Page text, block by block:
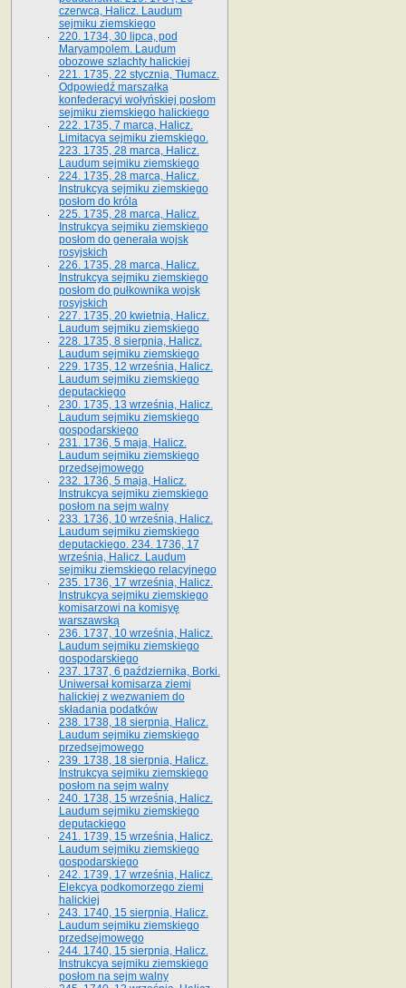
czerwca, Halicz. Laudum
sejmiku ziemskiego
220. 1734, 30 lipca, pod
Maryampolem. Laudum
obozowe szlachty halickiej
221. 1735, 22 stycznia, Tłumacz.
Odpowiedź marszałka
konfederacyi wołyńskiej posłom
sejmiku ziemskiego halickiego
222. 1735, 7 marca, Halicz.
Limitacya sejmiku ziemskiego.
223. 1735, 28 marca, Halicz.
Laudum sejmiku ziemskiego
224. 1735, 28 marca, Halicz.
Instrukcya sejmiku ziemskiego
posłom do króla
225. 1735, 28 marca, Halicz.
Instrukcya sejmiku ziemskiego
posłom do generała wojsk
rosyjskich
226. 1735, 28 marca, Halicz.
Instrukcya sejmiku ziemskiego
posłom do pułkownika wojsk
rosyjskich
227. 1735, 20 kwietnia, Halicz.
Laudum sejmiku ziemskiego
228. 1735, 8 sierpnia, Halicz.
Laudum sejmiku ziemskiego
229. 1735, 12 września, Halicz.
Laudum sejmiku ziemskiego
deputackiego
230. 1735, 13 września, Halicz.
Laudum sejmiku ziemskiego
gospodarskiego
231. 1736, 5 maja, Halicz.
Laudum sejmiku ziemskiego
przedsejmowego
232. 1736, 5 maja, Halicz.
Instrukcya sejmiku ziemskiego
posłom na sejm walny
233. 1736, 10 września, Halicz.
Laudum sejmiku ziemskiego
deputackiego. 234. 1736, 17
września, Halicz. Laudum
sejmiku ziemskiego relacyjnego
235. 1736, 17 września, Halicz.
Instrukcya sejmiku ziemskiego
komisarzowi na komisyę
warszawską
236. 1737, 10 września, Halicz.
Laudum sejmiku ziemskiego
gospodarskiego
237. 1737, 6 października, Borki.
Uniwersał komisarza ziemi
halickiej z wezwaniem do
składania podatków
238. 1738, 18 sierpnia, Halicz.
Laudum sejmiku ziemskiego
przedsejmowego
239. 1738, 18 sierpnia, Halicz.
Instrukcya sejmiku ziemskiego
posłom na sejm walny
240. 1738, 15 września, Halicz.
Laudum sejmiku ziemskiego
deputackiego
241. 1739, 15 września, Halicz.
Laudum sejmiku ziemskiego
gospodarskiego
242. 1739, 17 września, Halicz.
Elekcya podkomorzego ziemi
halickiej
243. 1740, 15 sierpnia, Halicz.
Laudum sejmiku ziemskiego
przedsejmowego
244. 1740, 15 sierpnia, Halicz.
Instrukcya sejmiku ziemskiego
posłom na sejm walny